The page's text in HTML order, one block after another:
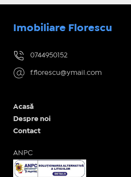
Imobiliare Florescu
0744950152
f.florescu@ymail.com
Acasă
Despre noi
Contact
ANPC